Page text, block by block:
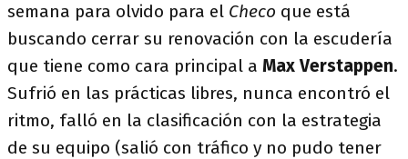
semana para olvido para el Checo que está
buscando cerrar su renovación con la escudería
que tiene como cara principal a Max Verstappen.
Sufrió en las prácticas libres, nunca encontró el
ritmo, falló en la clasificación con la estrategia
de su equipo (salió con tráfico y no pudo tener